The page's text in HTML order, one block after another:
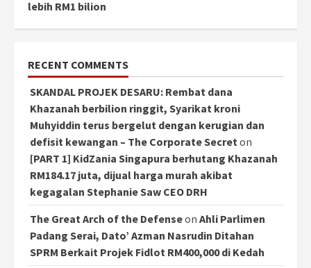
lebih RM1 bilion
RECENT COMMENTS
SKANDAL PROJEK DESARU: Rembat dana
Khazanah berbilion ringgit, Syarikat kroni
Muhyiddin terus bergelut dengan kerugian dan
defisit kewangan – The Corporate Secreton
[PART 1] KidZania Singapura berhutang Khazanah
RM184.17 juta, dijual harga murah akibat
kegagalan Stephanie Saw CEO DRH
The Great Arch of the Defenseon Ahli Parlimen
Padang Serai, Dato’ Azman Nasrudin Ditahan
SPRM Berkait Projek Fidlot RM400,000 di Kedah